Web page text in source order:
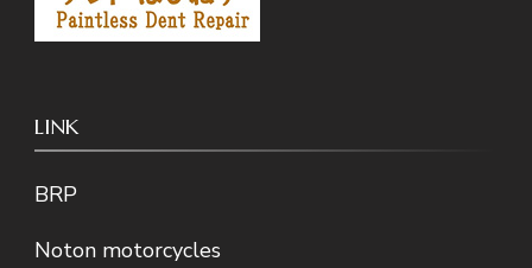
LINK
BRP
Noton motorcycles